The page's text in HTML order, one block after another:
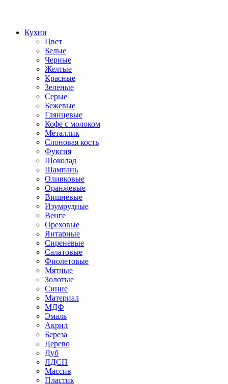
Кухни
Цвет
Белые
Черные
Желтые
Красные
Зеленые
Серые
Бежевые
Глянцевые
Кофе с молоком
Металлик
Слоновая кость
Фуксия
Шоколад
Шампань
Оливковые
Оранжевые
Вишневые
Изумрудные
Венге
Ореховые
Янтарные
Сиреневые
Салатовые
Фиолетовые
Мятные
Золотые
Синие
Материал
МДФ
Эмаль
Акрил
Береза
Дерево
Дуб
ЛДСП
Массив
Пластик